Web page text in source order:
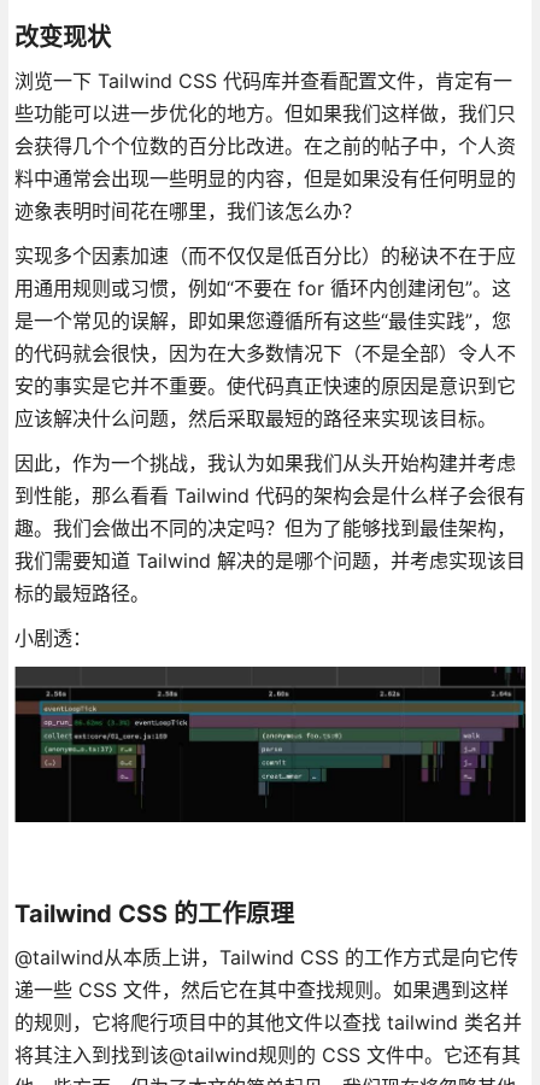
改变现状
浏览一下 Tailwind CSS 代码库并查看配置文件，肯定有一
些功能可以进一步优化的地方。但如果我们这样做，我们只
会获得几个个位数的百分比改进。在之前的帖子中，个人资
料中通常会出现一些明显的内容，但是如果没有任何明显的
迹象表明时间花在哪里，我们该怎么办？
实现多个因素加速（而不仅仅是低百分比）的秘诀不在于应
用通用规则或习惯，例如“不要在 for 循环内创建闭包”。这
是一个常见的误解，即如果您遵循所有这些“最佳实践”，您
的代码就会很快，因为在大多数情况下（不是全部）令人不
安的事实是它并不重要。使代码真正快速的原因是意识到它
应该解决什么问题，然后采取最短的路径来实现该目标。
因此，作为一个挑战，我认为如果我们从头开始构建并考虑
到性能，那么看看 Tailwind 代码的架构会是什么样子会很有
趣。我们会做出不同的决定吗？但为了能够找到最佳架构，
我们需要知道 Tailwind 解决的是哪个问题，并考虑实现该目
标的最短路径。
小剧透：
Tailwind CSS 的工作原理
@tailwind从本质上讲，Tailwind CSS 的工作方式是向它传
递一些 CSS 文件，然后它在其中查找规则。如果遇到这样
的规则，它将爬行项目中的其他文件以查找 tailwind 类名并
将其注入到找到该@tailwind规则的 CSS 文件中。它还有其